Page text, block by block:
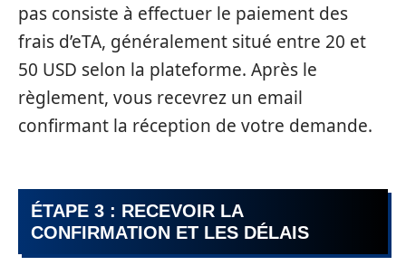
pas consiste à effectuer le paiement des
frais d’eTA, généralement situé entre 20 et
50 USD selon la plateforme. Après le
règlement, vous recevrez un email
confirmant la réception de votre demande.
ÉTAPE 3 : RECEVOIR LA
CONFIRMATION ET LES DÉLAIS